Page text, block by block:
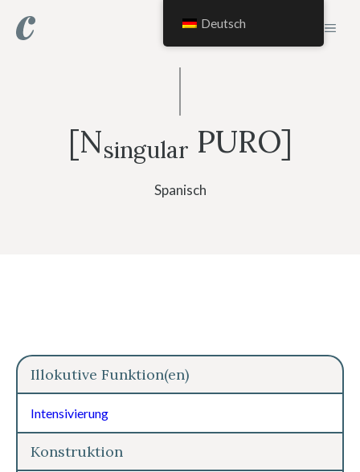
[Nsingular PURO]
Spanisch
Illokutive Funktion(en)
Intensivierung
Konstruktion
Deutsch